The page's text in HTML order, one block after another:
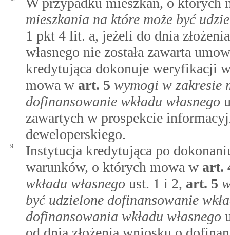
mieszkania na które może być
1 pkt 4 lit. a, jeżeli do dnia
własnego nie została zawarta
kredytująca dokonuje weryfikacji
mowa w art. 5 wymogi w zakresie
dofinansowanie wkładu własnego
zawartych w prospekcie
deweloperskiego.
9.
Instytucja kredytująca po
warunków, o których mowa w art.
wkładu własnego ust. 1 i 2, art. 5
być udzielone dofinansowanie
dofinansowania wkładu własnego